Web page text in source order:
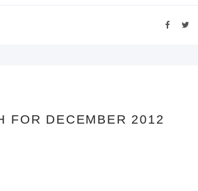
FOR DECEMBER 2012